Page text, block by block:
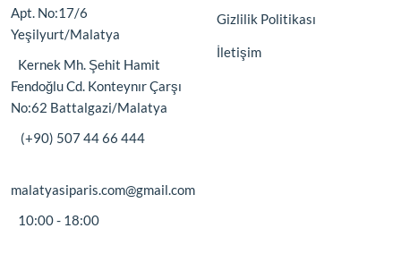
Apt. No:17/6
Yeşilyurt/Malatya
Kernek Mh. Şehit Hamit
Fendoğlu Cd. Konteynır Çarşı
No:62 Battalgazi/Malatya
(+90) 507 44 66 444
malatyasiparis.com@gmail.com
10:00 - 18:00
Gizlilik Politikası
İletişim